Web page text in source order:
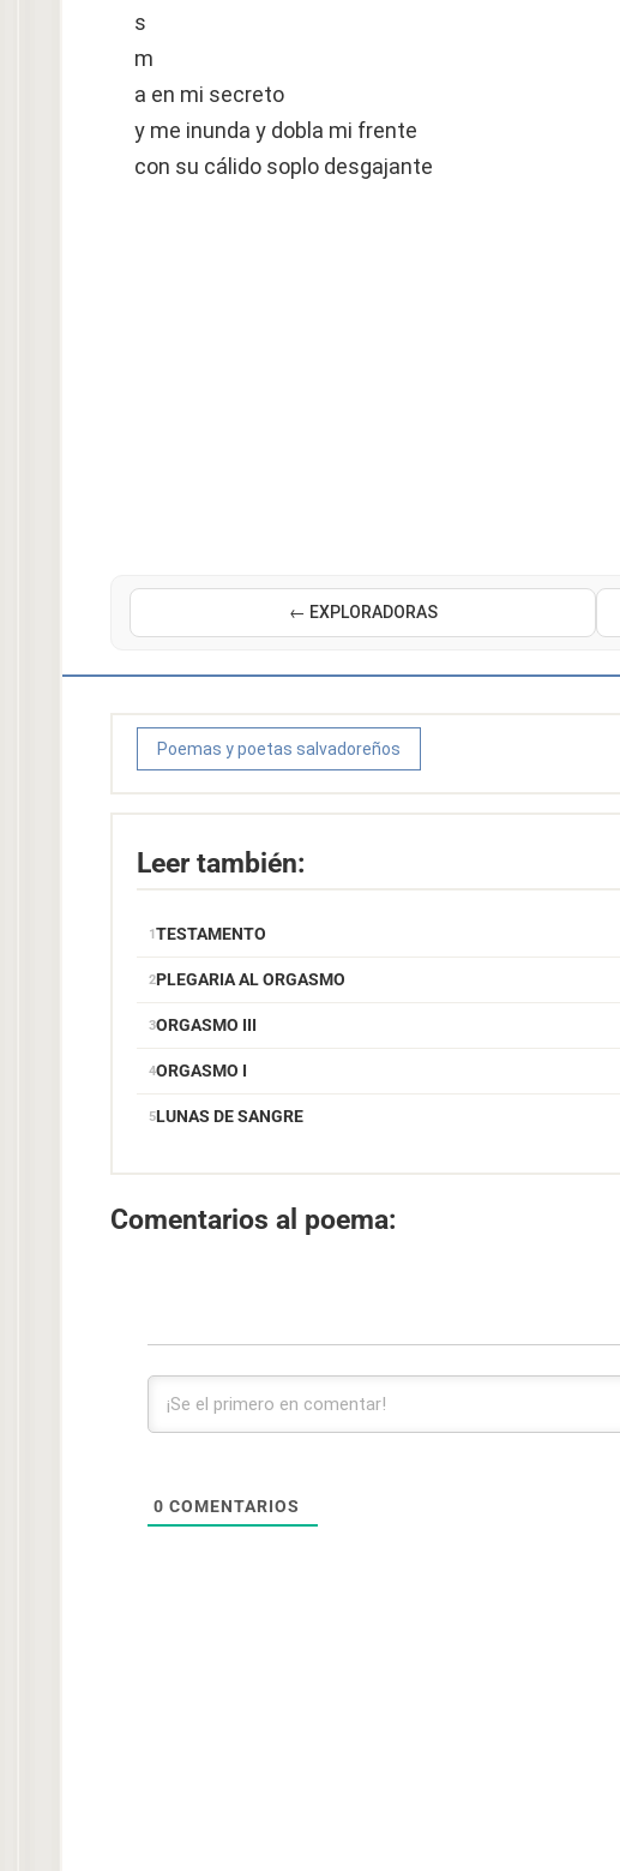
s
m
a en mi secreto
y me inunda y dobla mi frente
con su cálido soplo desgajante
← EXPLORADORAS
Poemas y poetas salvadoreños
Leer también:
TESTAMENTO
PLEGARIA AL ORGASMO
ORGASMO III
ORGASMO I
LUNAS DE SANGRE
Comentarios al poema:
0 COMENTARIOS